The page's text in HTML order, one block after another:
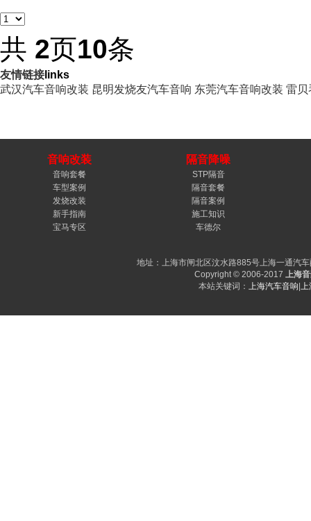
共 2页10条
友情链接links
武汉汽车音响改装 昆明发烧友汽车音响 东莞汽车音响改装 雷贝
音响改装
音响套餐
车型案例
发烧改装
新手指南
宝马专区
隔音降噪
STP隔音
隔音套餐
隔音案例
施工知识
车德尔
地址：上海市闸北区汶水路885号上海一通汽
Copyright © 2006-2017 上海
本站关键词： 上海汽车音响 上